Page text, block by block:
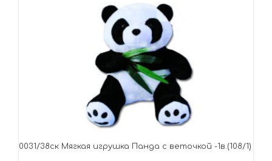
0031/38ск Mягкая игрушка Панда с веточкой -1в.(108/1)